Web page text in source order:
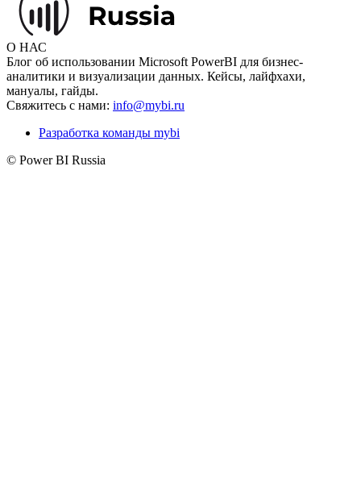
О НАС
Блог об использовании Microsoft PowerBI для бизнес-
аналитики и визуализации данных. Кейсы, лайфхахи,
мануалы, гайды.
Свяжитесь с нами: info@mybi.ru
Разработка команды mybi
© Power BI Russia